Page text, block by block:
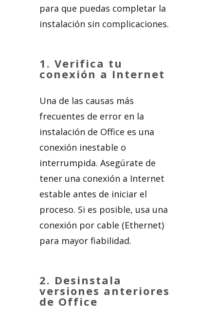
para que puedas completar la
instalación sin complicaciones.
1. Verifica tu
conexión a Internet
Una de las causas más
frecuentes de error en la
instalación de Office es una
conexión inestable o
interrumpida. Asegúrate de
tener una conexión a Internet
estable antes de iniciar el
proceso. Si es posible, usa una
conexión por cable (Ethernet)
para mayor fiabilidad.
2. Desinstala
versiones anteriores
de Office